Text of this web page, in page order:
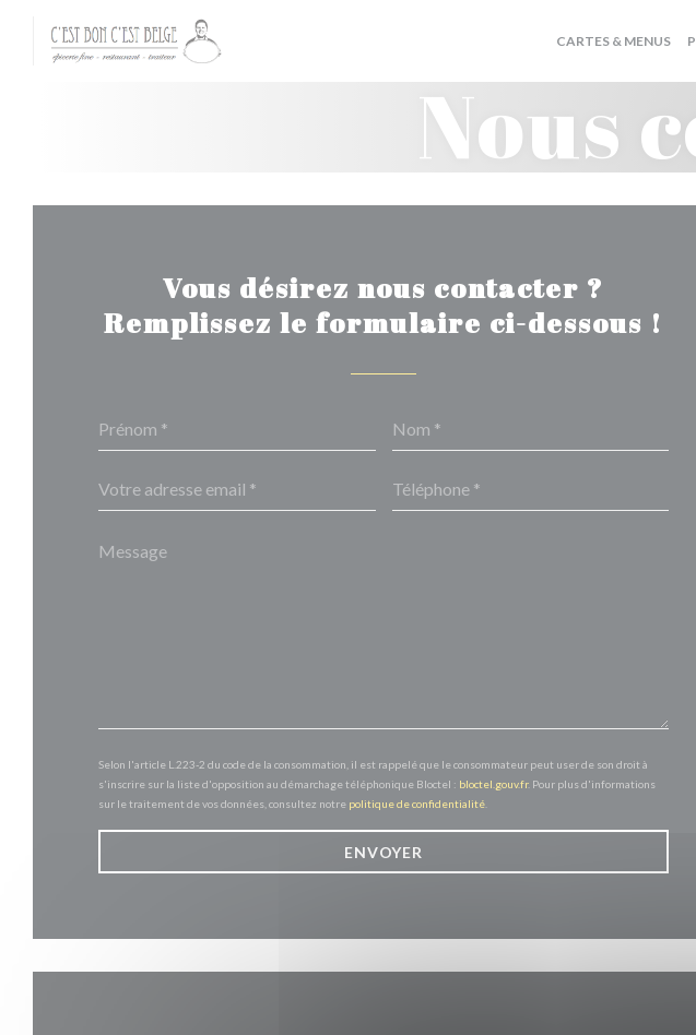
Personnalisation de vos choix en matière de cookies
CARTES & MENUS
Nous
Vous désirez nous contacter ?
Remplissez le formulaire ci-dessous !
Selon l'article L.223-2 du code de la consommation, il est rappelé que le consommateur peut user de son droit à
s'inscrire sur la liste d'opposition au démarchage téléphonique Bloctel : bloctel.gouv.fr. Pour plus d'informations
sur le traitement de vos données, consultez notre politique de confidentialité